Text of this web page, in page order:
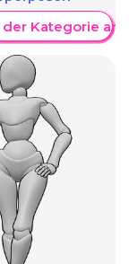
der Kategorie